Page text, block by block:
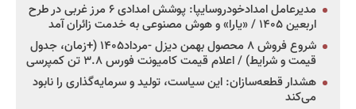
مدیرعامل امدادخودروسایپا: پوشش امدادی ۶ مرز غربی در طرح
اربعین ۱۴۰۵ / «یارا» و هوش مصنوعی به خدمت زائران آمد
شروع فروش ۸ محصول بهمن دیزل -مرداد۱۴۰۵ (+زمان، جدول
قیمت و شرایط) / اعلام قیمت کامیونت فورس ۳.۸ تن کمپرسی
هشدار قطعه‌سازان: این سیاست، تولید و سرمایه‌گذاری را نابود
می‌کند